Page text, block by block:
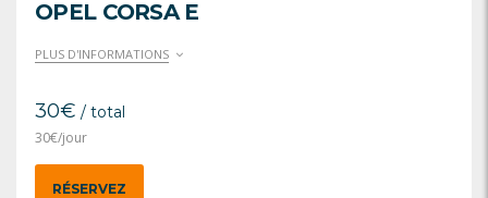
OPEL CORSA E
PLUS D'INFORMATIONS
30€ / total
30€/jour
RÉSERVEZ